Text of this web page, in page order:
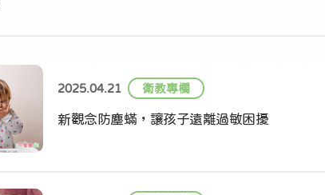
2025.04.21 衛教專欄
新觀念防塵蟎，讓孩子遠離過敏困擾